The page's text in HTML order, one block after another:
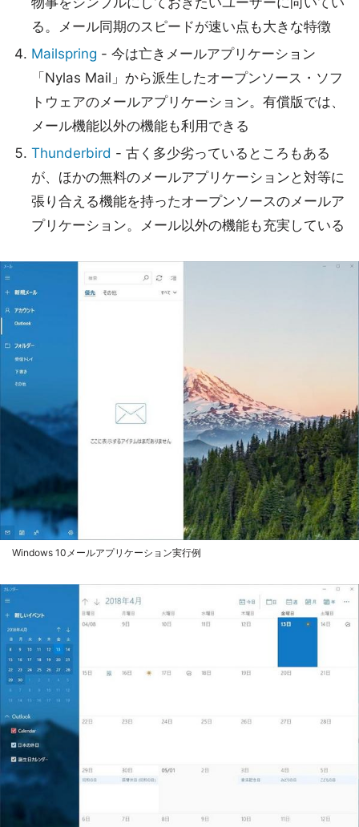
る。メール同期のスピードが速い点も大きな特徴
Mailspring - 今は亡きメールアプリケーション
「Nylas Mail」から派生したオープンソース・ソフ
トウェアのメールアプリケーション。有償版では、
メール機能以外の機能も利用できる
Thunderbird - 古く多少劣っているところもある
が、ほかの無料のメールアプリケーションと対等に
張り合える機能を持ったオープンソースのメールア
プリケーション。メール以外の機能も充実している
Windows 10メールアプリケーション実行例